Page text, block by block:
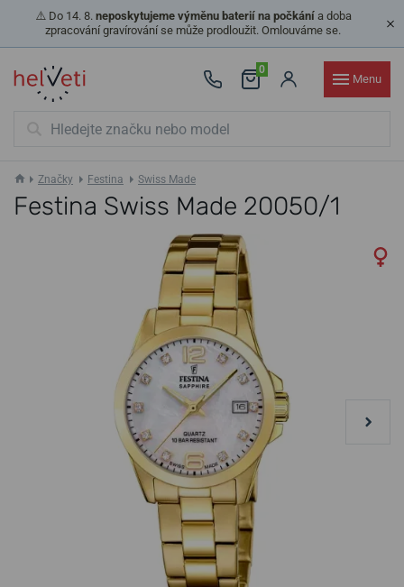
⚠️ Do 14. 8. neposkytujeme výměnu baterií na počkánía doba
zpracování gravírování se může prodloužit. Omlouváme se.
0
Menu
Značky Festina Swiss Made
Festina Swiss Made 20050/1